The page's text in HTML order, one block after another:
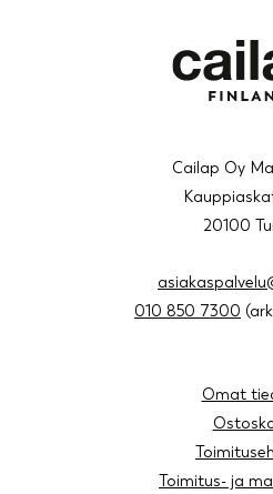
Cailap Oy
20100
010 850 7300
Omat
Toimitus- ja